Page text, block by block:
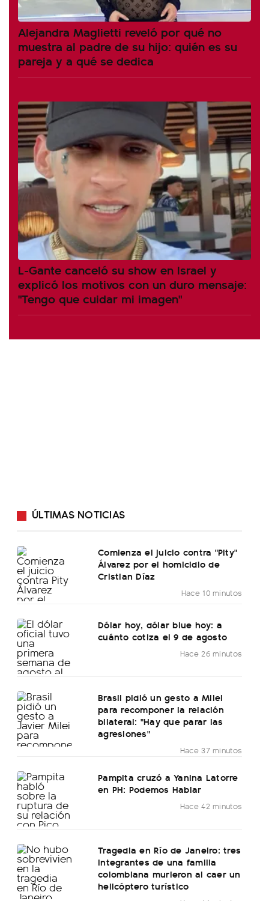
Alejandra Maglietti reveló por qué no
muestra al padre de su hijo: quién es su
pareja y a qué se dedica
L-Gante canceló su show en Israel y
explicó los motivos con un duro mensaje:
"Tengo que cuidar mi imagen"
ÚLTIMAS NOTICIAS
Comienza el juicio contra "Pity"
Álvarez por el homicidio de
Cristian Díaz
Hace 10 minutos
Dólar hoy, dólar blue hoy: a
cuánto cotiza el 9 de agosto
Hace 26 minutos
Brasil pidió un gesto a Milei
para recomponer la relación
bilateral: "Hay que parar las
agresiones"
Hace 37 minutos
Pampita cruzó a Yanina Latorre
en PH: Podemos Hablar
Hace 42 minutos
Tragedia en Río de Janeiro: tres
integrantes de una familia
colombiana murieron al caer un
helicóptero turístico